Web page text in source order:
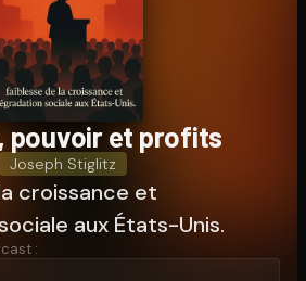
pouvoir et profits
Joseph Stiglitz
croissance et
aux États-Unis.
: